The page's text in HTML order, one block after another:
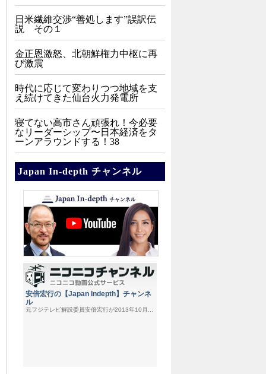
日米繊維交渉“善処します”誤訳伝
説 その１
金正恩激怒、北朝鮮権力中枢に再
び激震
時代に応じて変わりつつ地域を支
え続けてきた仙台火力発電所
寝てない高市さん頑張れ！今必要
なリーダーシップ〜日本経済をタ
ーンアラウンドする！38
Japan In-depth チャンネル